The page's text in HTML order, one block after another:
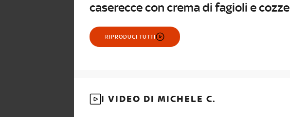
caserecce con crema di fagioli e cozze
RIPRODUCI TUTTI
I VIDEO DI MICHELE C.